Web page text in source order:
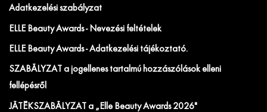
Adatkezelési szabályzat
ELLE Beauty Awards - Nevezési feltételek
ELLE Beauty Awards - Adatkezelési tájékoztató.
SZABÁLYZAT a jogellenes tartalmú hozzászólások elleni
fellépésről
JÁTÉKSZABÁLYZAT a „Elle Beauty Awards 2026"